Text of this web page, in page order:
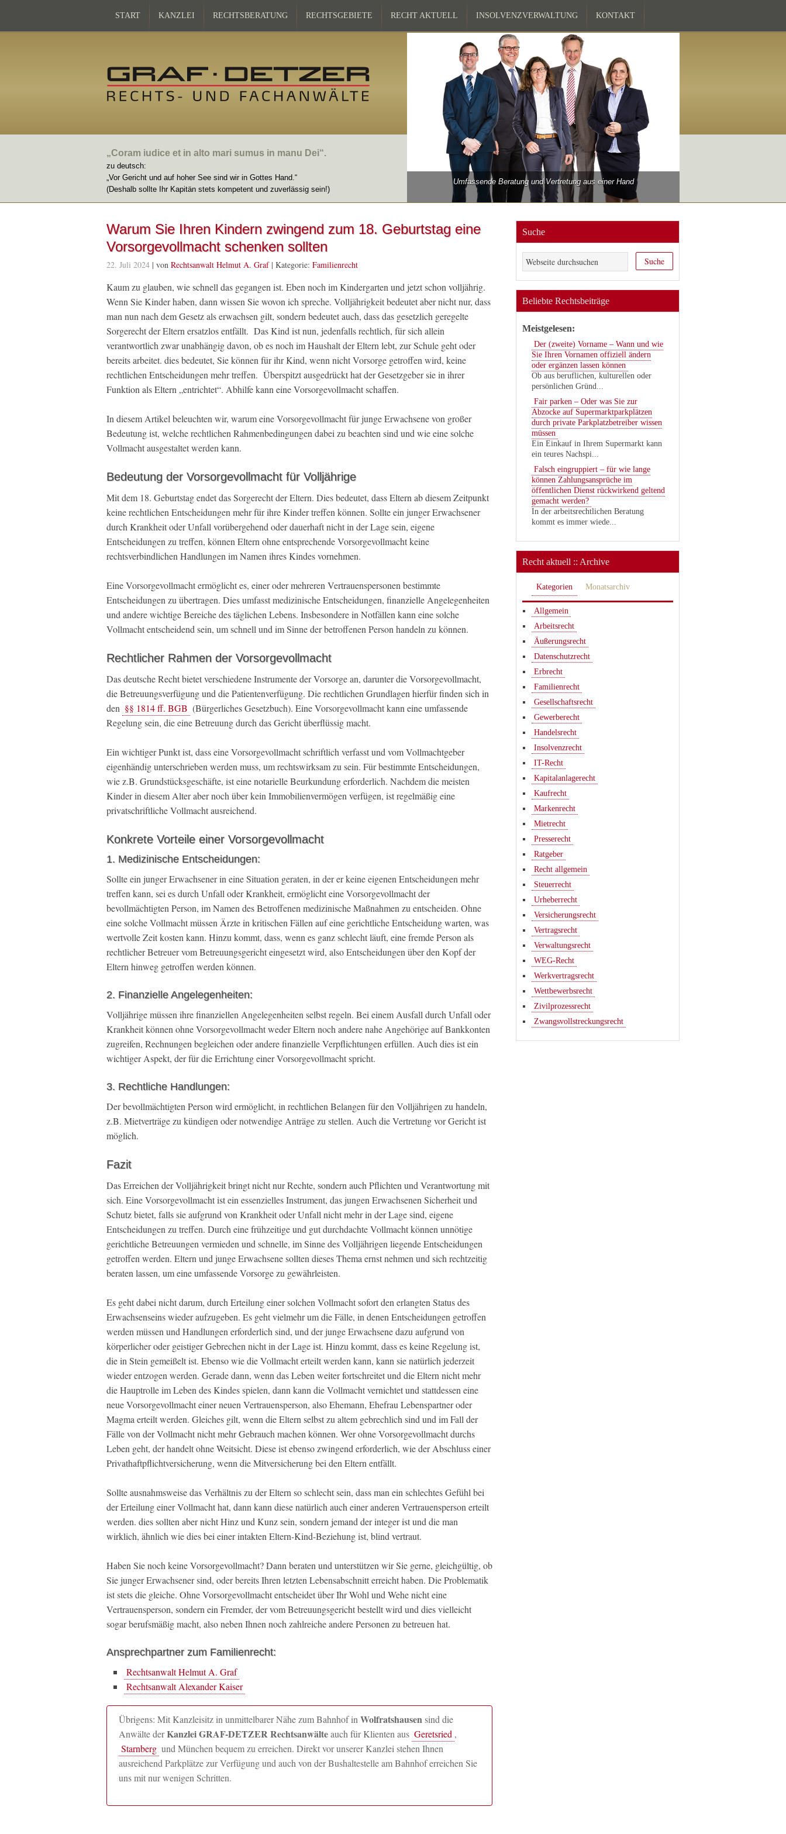
START KANZLEI RECHTSBERATUNG RECHTSGEBIETE RECHT AKTUELL INSOLVENZVERWALTUNG KONTAKT
„Coram iudice et in alto mari sumus in manu Dei“.
zu deutsch:
„Vor Gericht und auf hoher See sind wir in Gottes Hand.“
(Deshalb sollte Ihr Kapitän stets kompetent und zuverlässig sein!)
Umfassende Beratung und Vertretung aus einer Hand
Warum Sie Ihren Kindern zwingend zum 18. Geburtstag eine
Vorsorgevollmacht schenken sollten
22. Juli 2024 | von Rechtsanwalt Helmut A. Graf| Kategorie: Familienrecht
Kaum zu glauben, wie schnell das gegangen ist. Eben noch im Kindergarten und jetzt schon volljährig.
Wenn Sie Kinder haben, dann wissen Sie wovon ich spreche. Volljährigkeit bedeutet aber nicht nur, dass
man nun nach dem Gesetz als erwachsen gilt, sondern bedeutet auch, dass das gesetzlich geregelte
Sorgerecht der Eltern ersatzlos entfällt. Das Kind ist nun, jedenfalls rechtlich, für sich allein
verantwortlich zwar unabhängig davon, ob es noch im Haushalt der Eltern lebt, zur Schule geht oder
bereits arbeitet. dies bedeutet, Sie können für ihr Kind, wenn nicht Vorsorge getroffen wird, keine
rechtlichen Entscheidungen mehr treffen. Überspitzt ausgedrückt hat der Gesetzgeber sie in ihrer
Funktion als Eltern „entrichtet“. Abhilfe kann eine Vorsorgevollmacht schaffen.
In diesem Artikel beleuchten wir, warum eine Vorsorgevollmacht für junge Erwachsene von großer
Bedeutung ist, welche rechtlichen Rahmenbedingungen dabei zu beachten sind und wie eine solche
Vollmacht ausgestaltet werden kann.
Bedeutung der Vorsorgevollmacht für Volljährige
Mit dem 18. Geburtstag endet das Sorgerecht der Eltern. Dies bedeutet, dass Eltern ab diesem Zeitpunkt
keine rechtlichen Entscheidungen mehr für ihre Kinder treffen können. Sollte ein junger Erwachsener
durch Krankheit oder Unfall vorübergehend oder dauerhaft nicht in der Lage sein, eigene
Entscheidungen zu treffen, können Eltern ohne entsprechende Vorsorgevollmacht keine
rechtsverbindlichen Handlungen im Namen ihres Kindes vornehmen.
Eine Vorsorgevollmacht ermöglicht es, einer oder mehreren Vertrauenspersonen bestimmte
Entscheidungen zu übertragen. Dies umfasst medizinische Entscheidungen, finanzielle Angelegenheiten
und andere wichtige Bereiche des täglichen Lebens. Insbesondere in Notfällen kann eine solche
Vollmacht entscheidend sein, um schnell und im Sinne der betroffenen Person handeln zu können.
Rechtlicher Rahmen der Vorsorgevollmacht
Das deutsche Recht bietet verschiedene Instrumente der Vorsorge an, darunter die Vorsorgevollmacht,
die Betreuungsverfügung und die Patientenverfügung. Die rechtlichen Grundlagen hierfür finden sich in
den §§ 1814 ff. BGB (Bürgerliches Gesetzbuch). Eine Vorsorgevollmacht kann eine umfassende
Regelung sein, die eine Betreuung durch das Gericht überflüssig macht.
Ein wichtiger Punkt ist, dass eine Vorsorgevollmacht schriftlich verfasst und vom Vollmachtgeber
eigenhändig unterschrieben werden muss, um rechtswirksam zu sein. Für bestimmte Entscheidungen,
wie z.B. Grundstücksgeschäfte, ist eine notarielle Beurkundung erforderlich. Nachdem die meisten
Kinder in diesem Alter aber noch über kein Immobilienvermögen verfügen, ist regelmäßig eine
privatschriftliche Vollmacht ausreichend.
Konkrete Vorteile einer Vorsorgevollmacht
1. Medizinische Entscheidungen:
Sollte ein junger Erwachsener in eine Situation geraten, in der er keine eigenen Entscheidungen mehr
treffen kann, sei es durch Unfall oder Krankheit, ermöglicht eine Vorsorgevollmacht der
bevollmächtigten Person, im Namen des Betroffenen medizinische Maßnahmen zu entscheiden. Ohne
eine solche Vollmacht müssen Ärzte in kritischen Fällen auf eine gerichtliche Entscheidung warten, was
wertvolle Zeit kosten kann. Hinzu kommt, dass, wenn es ganz schlecht läuft, eine fremde Person als
rechtlicher Betreuer vom Betreuungsgericht eingesetzt wird, also Entscheidungen über den Kopf der
Eltern hinweg getroffen werden können.
2. Finanzielle Angelegenheiten:
Volljährige müssen ihre finanziellen Angelegenheiten selbst regeln. Bei einem Ausfall durch Unfall oder
Krankheit können ohne Vorsorgevollmacht weder Eltern noch andere nahe Angehörige auf Bankkonten
zugreifen, Rechnungen begleichen oder andere finanzielle Verpflichtungen erfüllen. Auch dies ist ein
wichtiger Aspekt, der für die Errichtung einer Vorsorgevollmacht spricht.
3. Rechtliche Handlungen:
Der bevollmächtigten Person wird ermöglicht, in rechtlichen Belangen für den Volljährigen zu handeln,
z.B. Mietverträge zu kündigen oder notwendige Anträge zu stellen. Auch die Vertretung vor Gericht ist
möglich.
Fazit
Das Erreichen der Volljährigkeit bringt nicht nur Rechte, sondern auch Pflichten und Verantwortung mit
sich. Eine Vorsorgevollmacht ist ein essenzielles Instrument, das jungen Erwachsenen Sicherheit und
Schutz bietet, falls sie aufgrund von Krankheit oder Unfall nicht mehr in der Lage sind, eigene
Entscheidungen zu treffen. Durch eine frühzeitige und gut durchdachte Vollmacht können unnötige
gerichtliche Betreuungen vermieden und schnelle, im Sinne des Volljährigen liegende Entscheidungen
getroffen werden. Eltern und junge Erwachsene sollten dieses Thema ernst nehmen und sich rechtzeitig
beraten lassen, um eine umfassende Vorsorge zu gewährleisten.
Es geht dabei nicht darum, durch Erteilung einer solchen Vollmacht sofort den erlangten Status des
Erwachsenseins wieder aufzugeben. Es geht vielmehr um die Fälle, in denen Entscheidungen getroffen
werden müssen und Handlungen erforderlich sind, und der junge Erwachsene dazu aufgrund von
körperlicher oder geistiger Gebrechen nicht in der Lage ist. Hinzu kommt, dass es keine Regelung ist,
die in Stein gemeißelt ist. Ebenso wie die Vollmacht erteilt werden kann, kann sie natürlich jederzeit
wieder entzogen werden. Gerade dann, wenn das Leben weiter fortschreitet und die Eltern nicht mehr
die Hauptrolle im Leben des Kindes spielen, dann kann die Vollmacht vernichtet und stattdessen eine
neue Vorsorgevollmacht einer neuen Vertrauensperson, also Ehemann, Ehefrau Lebenspartner oder
Magma erteilt werden. Gleiches gilt, wenn die Eltern selbst zu altem gebrechlich sind und im Fall der
Fälle von der Vollmacht nicht mehr Gebrauch machen können. Wer ohne Vorsorgevollmacht durchs
Leben geht, der handelt ohne Weitsicht. Diese ist ebenso zwingend erforderlich, wie der Abschluss einer
Privathaftpflichtversicherung, wenn die Mitversicherung bei den Eltern entfällt.
Sollte ausnahmsweise das Verhältnis zu der Eltern so schlecht sein, dass man ein schlechtes Gefühl bei
der Erteilung einer Vollmacht hat, dann kann diese natürlich auch einer anderen Vertrauensperson erteilt
werden. dies sollten aber nicht Hinz und Kunz sein, sondern jemand der integer ist und die man
wirklich, ähnlich wie dies bei einer intakten Eltern-Kind-Beziehung ist, blind vertraut.
Haben Sie noch keine Vorsorgevollmacht? Dann beraten und unterstützen wir Sie gerne, gleichgültig, ob
Sie junger Erwachsener sind, oder bereits Ihren letzten Lebensabschnitt erreicht haben. Die Problematik
ist stets die gleiche. Ohne Vorsorgevollmacht entscheidet über Ihr Wohl und Wehe nicht eine
Vertrauensperson, sondern ein Fremder, der vom Betreuungsgericht bestellt wird und dies vielleicht
sogar berufsmäßig macht, also neben Ihnen noch zahlreiche andere Personen zu betreuen hat.
Ansprechpartner zum Familienrecht:
Rechtsanwalt Helmut A. Graf
Rechtsanwalt Alexander Kaiser
Übrigens: Mit Kanzleisitz in unmittelbarer Nähe zum Bahnhof in Wolfratshausensind die
Anwälte derKanzlei GRAF-DETZER Rechtsanwälteauch für Klienten aus Geretsried ,
Starnberg und München bequem zu erreichen. Direkt vor unserer Kanzlei stehen Ihnen
ausreichend Parkplätze zur Verfügung und auch von der Bushaltestelle am Bahnhof erreichen Sie
uns mit nur wenigen Schritten.
Suche
Beliebte Rechtsbeiträge
Meistgelesen:
Der (zweite) Vorname – Wann und wie
Sie Ihren Vornamen offiziell ändern
oder ergänzen lassen können
Ob aus beruflichen, kulturellen oder
persönlichen Gründ...
Fair parken – Oder was Sie zur
Abzocke auf Supermarktparkplätzen
durch private Parkplatzbetreiber wissen
müssen
Ein Einkauf in Ihrem Supermarkt kann
ein teures Nachspi...
Falsch eingruppiert – für wie lange
können Zahlungsansprüche im
öffentlichen Dienst rückwirkend geltend
gemacht werden?
In der arbeitsrechtlichen Beratung
kommt es immer wiede...
Recht aktuell :: Archive
Kategorien Monatsarchiv
Allgemein
Arbeitsrecht
Äußerungsrecht
Datenschutzrecht
Erbrecht
Familienrecht
Gesellschaftsrecht
Gewerberecht
Handelsrecht
Insolvenzrecht
IT-Recht
Kapitalanlagerecht
Kaufrecht
Markenrecht
Mietrecht
Presserecht
Ratgeber
Recht allgemein
Steuerrecht
Urheberrecht
Versicherungsrecht
Vertragsrecht
Verwaltungsrecht
WEG-Recht
Werkvertragsrecht
Wettbewerbsrecht
Zivilprozessrecht
Zwangsvollstreckungsrecht